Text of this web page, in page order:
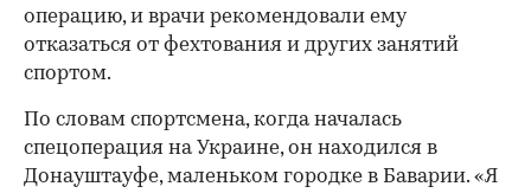
операцию, и врачи рекомендовали ему
отказаться от фехтования и других занятий
спортом.
По словам спортсмена, когда началась
спецоперация на Украине, он находился в
Донауштауфе, маленьком городке в Баварии. «Я